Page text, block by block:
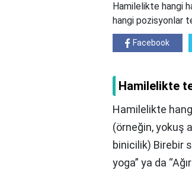
Hamilelikte hangi
hangi pozisyonlar
Facebook
Hamilelikte
Hamilelikte
(örneğin, yokuş
binicilik) Birebir
yoga” ya da